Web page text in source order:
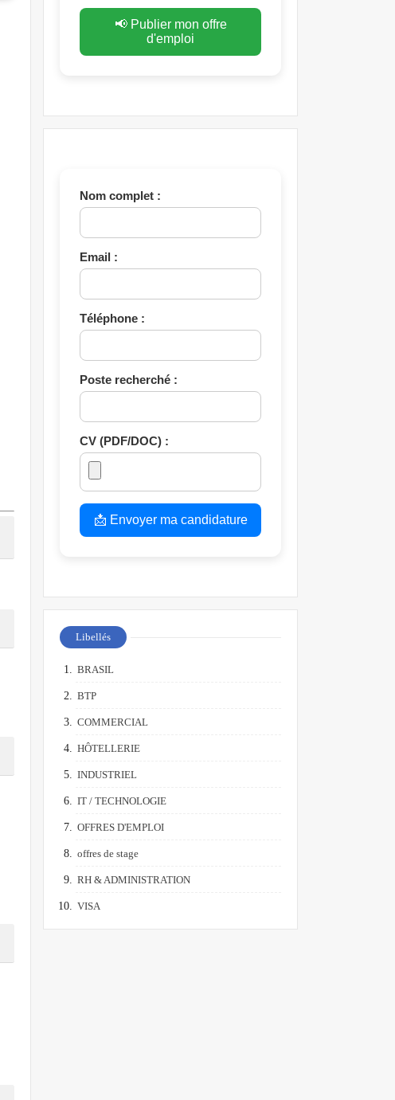
📢 Publier mon offre
d'emploi
Nom complet :
Email :
Téléphone :
Poste recherché :
CV (PDF/DOC) :
📩 Envoyer ma candidature
Libellés
BRASIL
BTP
COMMERCIAL
HÔTELLERIE
INDUSTRIEL
IT / TECHNOLOGIE
OFFRES D'EMPLOI
offres de stage
RH & ADMINISTRATION
VISA